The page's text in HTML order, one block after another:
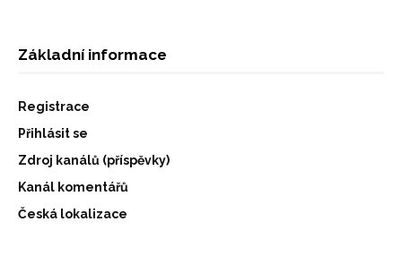
Základní informace
Registrace
Přihlásit se
Zdroj kanálů (příspěvky)
Kanál komentářů
Česká lokalizace